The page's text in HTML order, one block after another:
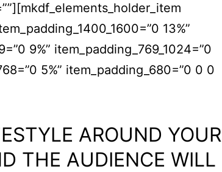
13%”
9%” item_padding_769_1024=”0
5%” item_padding_680=”0 0 0
AROUND YOUR
THE AUDIENCE WILL